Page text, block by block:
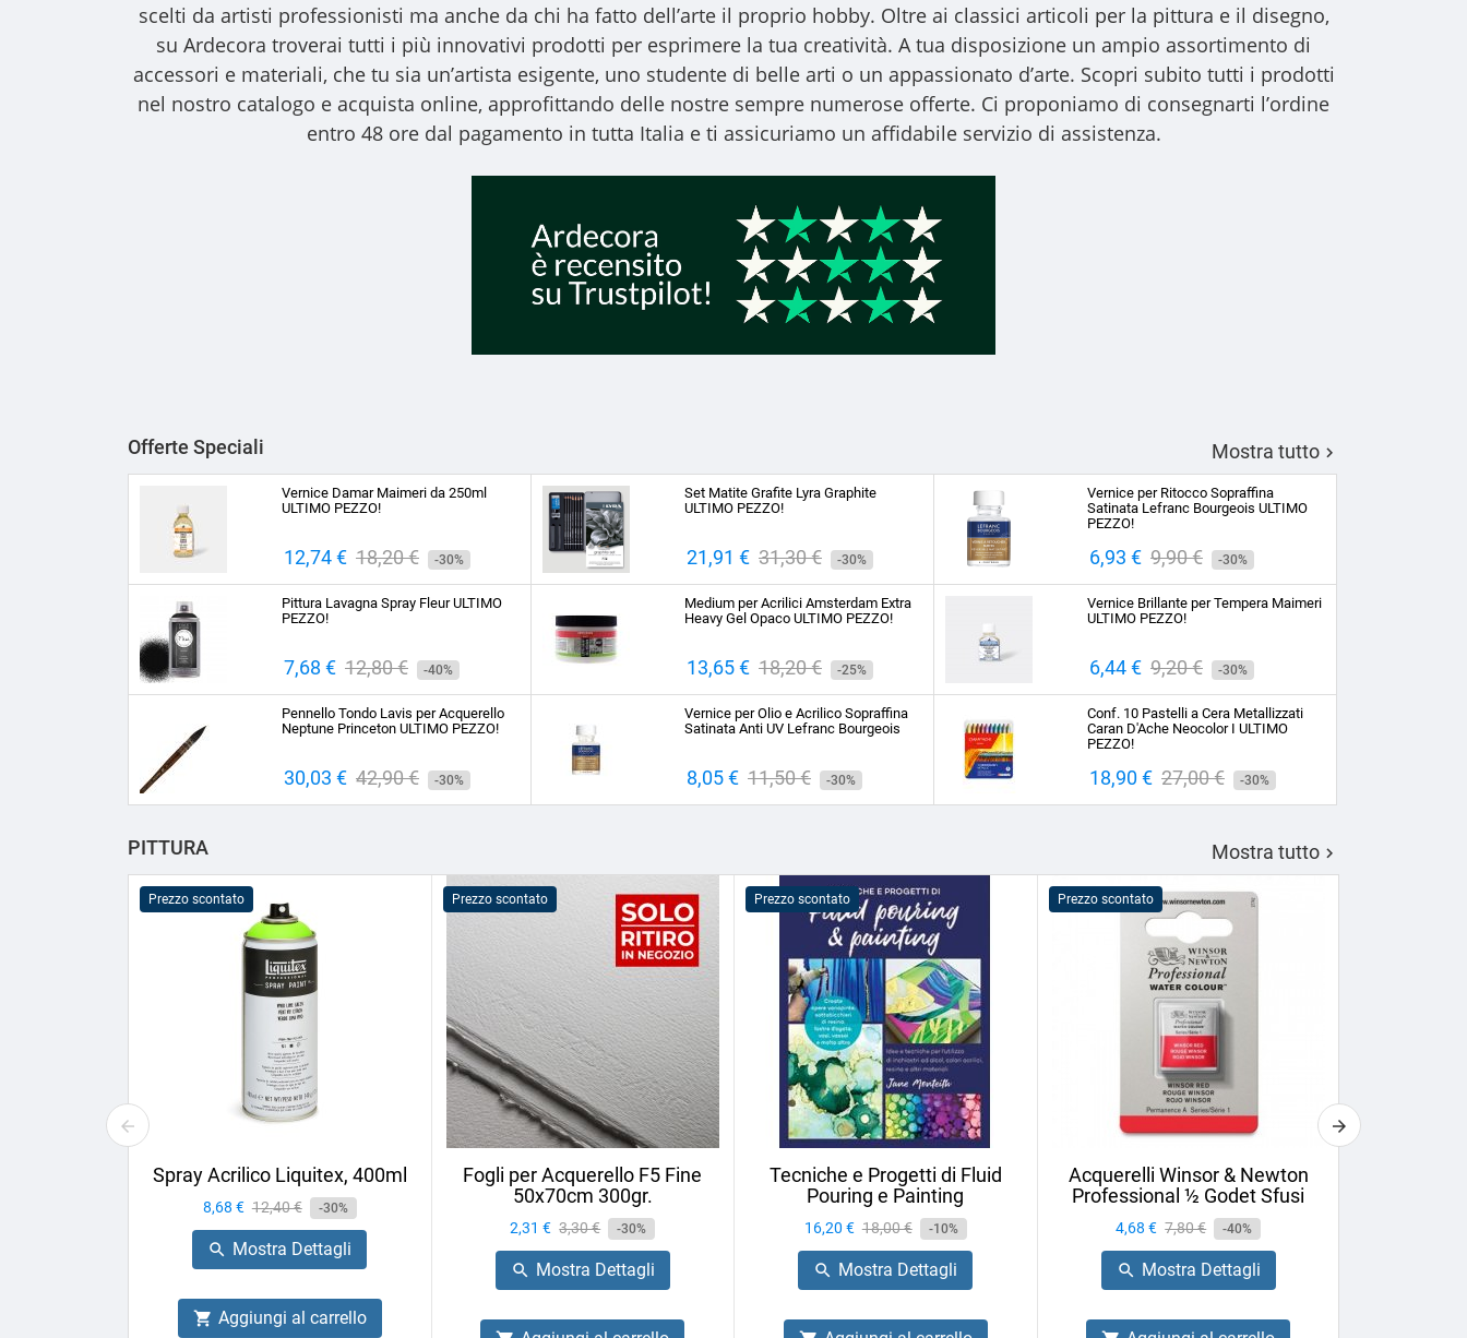
scelti da artisti professionisti ma anche da chi ha fatto dell’arte il proprio hobby. Oltre ai classici articoli per la pittura e il disegno,
su Ardecora troverai tutti i più innovativi prodotti per esprimere la tua creatività. A tua disposizione un ampio assortimento di
accessori e materiali, che tu sia un’artista esigente, uno studente di belle arti o un appassionato d’arte. Scopri subito tutti i prodotti
nel nostro catalogo e acquista online, approfittando delle nostre sempre numerose offerte. Ci proponiamo di consegnarti l’ordine
entro 48 ore dal pagamento in tutta Italia e ti assicuriamo un affidabile servizio di assistenza.
Offerte Speciali Mostra tutto 
Vernice Damar Maimeri da 250ml
ULTIMO PEZZO!
Prezzo
12,74 € Prezzo
base
18,20 € -30%
Set Matite Grafite Lyra Graphite
ULTIMO PEZZO!
Prezzo
21,91 € Prezzo
base
31,30 € -30%
Vernice per Ritocco Sopraffina
Satinata Lefranc Bourgeois ULTIMO
PEZZO!
Prezzo
6,93 € Prezzo
base
9,90 € -30%
Pittura Lavagna Spray Fleur ULTIMO
PEZZO!
Prezzo
7,68 € Prezzo
base
12,80 € -40%
Medium per Acrilici Amsterdam Extra
Heavy Gel Opaco ULTIMO PEZZO!
Prezzo
13,65 € Prezzo
base
18,20 € -25%
Vernice Brillante per Tempera Maimeri
ULTIMO PEZZO!
Prezzo
6,44 € Prezzo
base
9,20 € -30%
Pennello Tondo Lavis per Acquerello
Neptune Princeton ULTIMO PEZZO!
Prezzo
30,03 € Prezzo
base
42,90 € -30%
Vernice per Olio e Acrilico Sopraffina
Satinata Anti UV Lefranc Bourgeois
Prezzo
8,05 € Prezzo
base
11,50 € -30%
Conf. 10 Pastelli a Cera Metallizzati
Caran D'Ache Neocolor I ULTIMO
PEZZO!
Prezzo
18,90 € Prezzo
base
27,00 € -30%
PITTURA Mostra tutto 
Prezzo scontato
Spray Acrilico Liquitex, 400ml
Prezzo
8,68 € Prezzo
base
12,40 € -30%
 Mostra Dettagli
 Aggiungi al carrello
Prezzo scontato
Fogli per Acquerello F5 Fine
50x70cm 300gr.
Prezzo
2,31 € Prezzo
base
3,30 € -30%
 Mostra Dettagli
Prezzo scontato
Tecniche e Progetti di Fluid
Pouring e Painting
Prezzo
16,20 € Prezzo
base
18,00 € -10%
 Mostra Dettagli
Prezzo scontato
Acquerelli Winsor & Newton
Professional ½ Godet Sfusi
Prezzo
4,68 € Prezzo
base
7,80 € -40%
 Mostra Dettagli